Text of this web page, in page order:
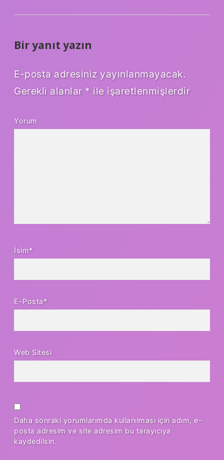
Bir yanıt yazın
E-posta adresiniz yayınlanmayacak.
Gerekli alanlar * ile işaretlenmişlerdir
Yorum
İsim*
E-Posta*
Web Sitesi
Daha sonraki yorumlarımda kullanılması için adım, e-
posta adresim ve site adresim bu tarayıcıya
kaydedilsin.